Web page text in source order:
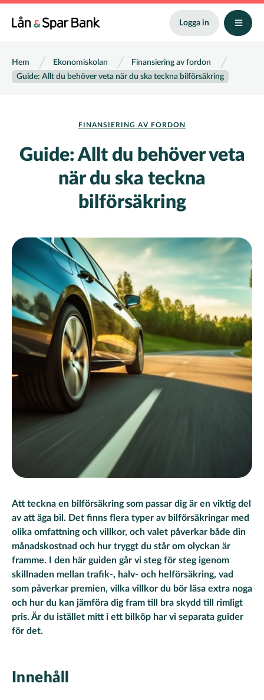
Hoppa
Logga in
Länkstig
Hem Ekonomiskolan
Finansiering av fordon
Guide: Allt du behöver veta när du ska teckna bilförsäkring
FINANSIERING AV FORDON
Guide: Allt du behöver veta
när du ska teckna
bilförsäkring
Att teckna en bilförsäkring som passar dig är en viktig del
av att äga bil. Det finns flera typer av bilförsäkringar med
olika omfattning och villkor, och valet påverkar både din
månadskostnad och hur tryggt du står om olyckan är
framme. I den här guiden går vi steg för steg igenom
skillnaden mellan trafik-, halv- och helförsäkring, vad
som påverkar premien, vilka villkor du bör läsa extra noga
och hur du kan jämföra dig fram till bra skydd till rimligt
pris. Är du istället mitt i ett bilköp har vi separata guider
för det.
Innehåll